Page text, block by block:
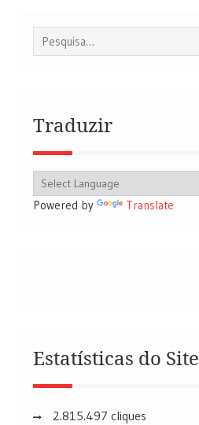
Procurar
por:
Traduzir
Powered by Translate
Estatísticas do Site
2.815.497 cliques